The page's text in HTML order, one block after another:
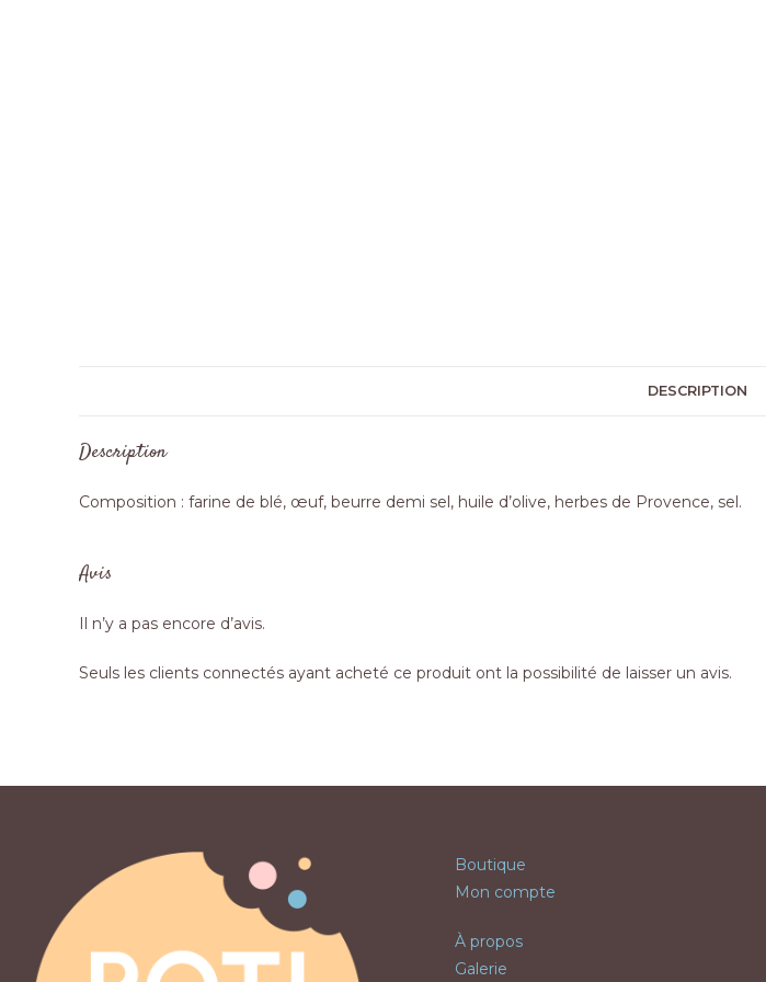
DESCRIPTION
Description
Composition : farine de blé, œuf, beurre demi sel, huile d’olive, herbes de Provence, sel.
Avis
Il n’y a pas encore d’avis.
Seuls les clients connectés ayant acheté ce produit ont la possibilité de laisser un avis.
Boutique
Mon compte
À propos
Galerie